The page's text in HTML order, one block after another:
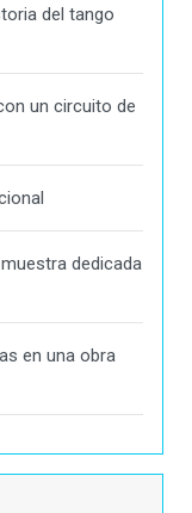
del tango
un circuito de
dedicada
en una obra